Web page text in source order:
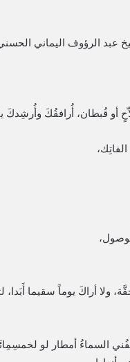
عبد الرؤوف اليماني
أو قُبطان، أُرافقُكَ وأُرشِدكَ
ولا أراكَ يوماً سقيما
السماءُ أمطار لو